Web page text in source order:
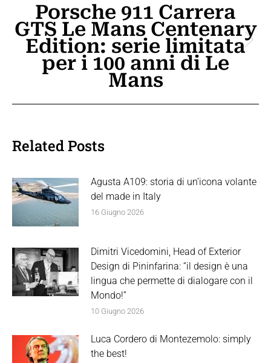
Prossimo
post:
Porsche 911 Carrera
GTS Le Mans Centenary
Edition: serie limitata
per i 100 anni di Le
Mans
Related Posts
Agusta A109: storia di un’icona volante
del made in Italy
16 Giugno 2026
Dimitri Vicedomini, Head of Exterior
Design di Pininfarina: “il design è una
lingua che permette di dialogare con il
Mondo!”
10 Giugno 2026
Luca Cordero di Montezemolo: simply
the best!